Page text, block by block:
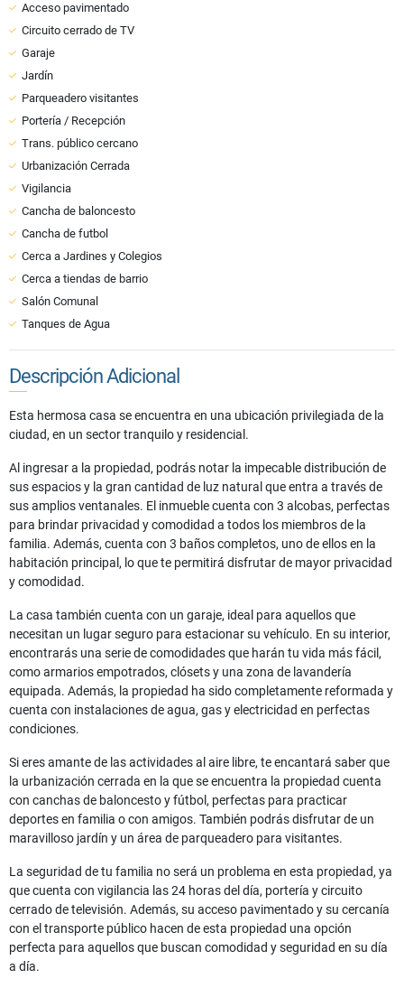
Acceso pavimentado
Circuito cerrado de TV
Garaje
Jardín
Parqueadero visitantes
Portería / Recepción
Trans. público cercano
Urbanización Cerrada
Vigilancia
Cancha de baloncesto
Cancha de futbol
Cerca a Jardines y Colegios
Cerca a tiendas de barrio
Salón Comunal
Tanques de Agua
Descripción Adicional
Esta hermosa casa se encuentra en una ubicación privilegiada de la
ciudad, en un sector tranquilo y residencial.
Al ingresar a la propiedad, podrás notar la impecable distribución de
sus espacios y la gran cantidad de luz natural que entra a través de
sus amplios ventanales. El inmueble cuenta con 3 alcobas, perfectas
para brindar privacidad y comodidad a todos los miembros de la
familia. Además, cuenta con 3 baños completos, uno de ellos en la
habitación principal, lo que te permitirá disfrutar de mayor privacidad
y comodidad.
La casa también cuenta con un garaje, ideal para aquellos que
necesitan un lugar seguro para estacionar su vehículo. En su interior,
encontrarás una serie de comodidades que harán tu vida más fácil,
como armarios empotrados, clósets y una zona de lavandería
equipada. Además, la propiedad ha sido completamente reformada y
cuenta con instalaciones de agua, gas y electricidad en perfectas
condiciones.
Si eres amante de las actividades al aire libre, te encantará saber que
la urbanización cerrada en la que se encuentra la propiedad cuenta
con canchas de baloncesto y fútbol, perfectas para practicar
deportes en familia o con amigos. También podrás disfrutar de un
maravilloso jardín y un área de parqueadero para visitantes.
La seguridad de tu familia no será un problema en esta propiedad, ya
que cuenta con vigilancia las 24 horas del día, portería y circuito
cerrado de televisión. Además, su acceso pavimentado y su cercanía
con el transporte público hacen de esta propiedad una opción
perfecta para aquellos que buscan comodidad y seguridad en su día
a día.